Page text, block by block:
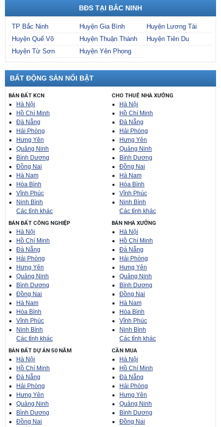
BĐS TẠI BẮC NINH
TP Bắc Ninh Huyện Gia Bình
Huyện Lương Tài
Huyện Quế Võ
Huyện Thuận Thành
Huyện Tiên Du
Huyện Từ Sơn
Huyện Yên Phong
BẤT ĐỘNG SẢN NỔI BẬT
BÁN ĐẤT KCN
Hà Nội
Hồ Chí Minh
Đà Nẵng
Hải Phòng
Hưng Yên
Quảng Ninh
Bình Dương
Đồng Nai
Hà Nam
Hòa Bình
Vĩnh Phúc
Ninh Bình
Các tỉnh khác
CHO THUÊ NHÀ XƯỞNG
Hà Nội
Hồ Chí Minh
Đà Nẵng
Hải Phòng
Hưng Yên
Quảng Ninh
Bình Dương
Đồng Nai
Hà Nam
Hòa Bình
Vĩnh Phúc
Ninh Bình
Các tỉnh khác
BÁN ĐẤT CÔNG NGHIỆP
Hà Nội
Hồ Chí Minh
Đà Nẵng
Hải Phòng
Hưng Yên
Quảng Ninh
Bình Dương
Đồng Nai
Hà Nam
Hòa Bình
Vĩnh Phúc
Ninh Bình
Các tỉnh khác
BÁN NHÀ XƯỞNG
Hà Nội
Hồ Chí Minh
Đà Nẵng
Hải Phòng
Hưng Yên
Quảng Ninh
Bình Dương
Đồng Nai
Hà Nam
Hòa Bình
Vĩnh Phúc
Ninh Bình
Các tỉnh khác
BÁN ĐẤT DỰ ÁN 50 NĂM
Hà Nội
Hồ Chí Minh
Đà Nẵng
Hải Phòng
Hưng Yên
Quảng Ninh
Bình Dương
Đồng Nai
CẦN MUA
Hà Nội
Hồ Chí Minh
Đà Nẵng
Hải Phòng
Hưng Yên
Quảng Ninh
Bình Dương
Đồng Nai